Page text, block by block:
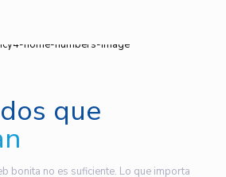
que
bonita no es suficiente. Lo que importa